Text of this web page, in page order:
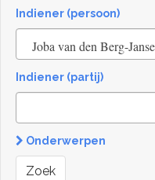
Indiener (persoon)
Joba van den Berg-
Indiener (partij)
Onderwerpen
Zoek